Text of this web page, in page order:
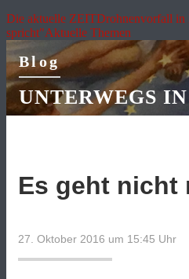
Die aktuelle ZEITDrohnenvorfall in
spricht"Aktuelle Themen
Blog
UNTERWEGS
Es geht nicht
27. Oktober 2016 um 15:45 Uhr